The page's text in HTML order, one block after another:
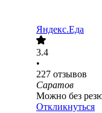
Яндекс.Еда
3.4
•
227 отзывов
Саратов
Можно без
Откликнуться